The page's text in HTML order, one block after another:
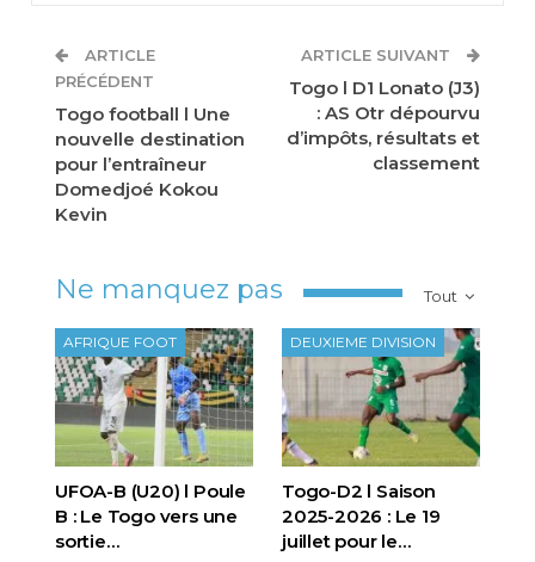
ARTICLE
PRÉCÉDENT
Togo football l Une
nouvelle destination
pour l’entraîneur
Domedjoé Kokou
Kevin
ARTICLE SUIVANT
Togo l D1 Lonato (J3)
: AS Otr dépourvu
d’impôts, résultats et
classement
Tout
Ne manquez pas
AFRIQUE FOOT
UFOA-B (U20) l Poule
B : Le Togo vers une
sortie…
DEUXIEME DIVISION
Togo-D2 l Saison
2025-2026 : Le 19
juillet pour le…